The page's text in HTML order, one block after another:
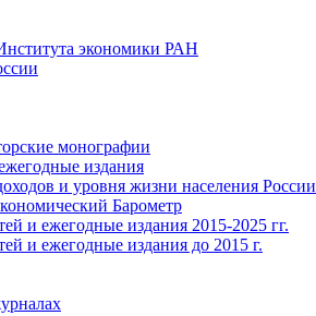
экономики РАН
монографии
издания
и уровня жизни населения России
Барометр
и ежегодные издания 2015-2025 гг.
и ежегодные издания до 2015 г.